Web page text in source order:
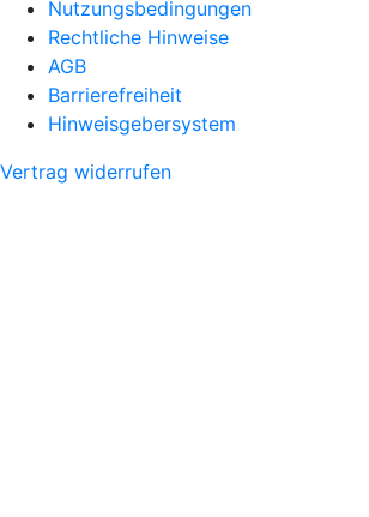
Nutzungsbedingungen
Rechtliche Hinweise
AGB
Barrierefreiheit
Hinweisgebersystem
Vertrag widerrufen